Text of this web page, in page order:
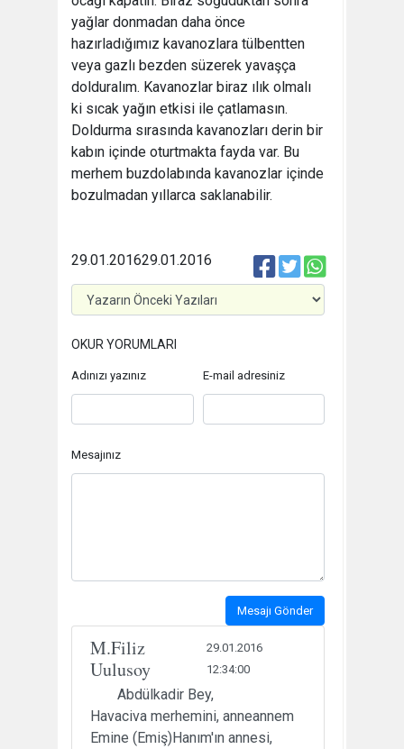
yağlar donmadan daha önce
hazırladığımız kavanozlara tülbentten
veya gazlı bezden süzerek yavaşça
dolduralım. Kavanozlar biraz ılık olmalı
ki sıcak yağın etkisi ile çatlamasın.
Doldurma sırasında kavanozları derin bir
kabın içinde oturtmakta fayda var. Bu
merhem buzdolabında kavanozlar içinde
bozulmadan yıllarca saklanabilir.
29.01.2016
29.01.2016
OKUR YORUMLARI
Adınızı yazınız E-mail adresiniz
Mesajınız
Mesajı Gönder
M.Filiz
Uulusoy
29.01.2016
12:34:00
Abdülkadir Bey,
Havaciva merhemini, anneannem
Emine (Emiş)Hanım'ın annesi,